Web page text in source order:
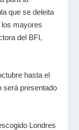
que se deleita
mayores
del BFI,
hasta el
será presentado
Londres